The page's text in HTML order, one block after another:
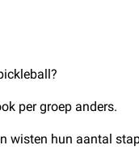
per groep anders.
wisten hun aantal